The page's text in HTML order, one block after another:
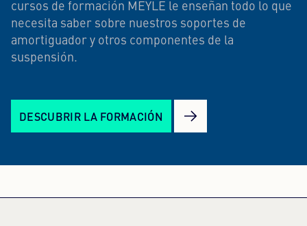
cursos de formación MEYLE le enseñan todo lo que
necesita saber sobre nuestros soportes de
amortiguador y otros componentes de la
suspensión.
DESCUBRIR LA FORMACIÓN